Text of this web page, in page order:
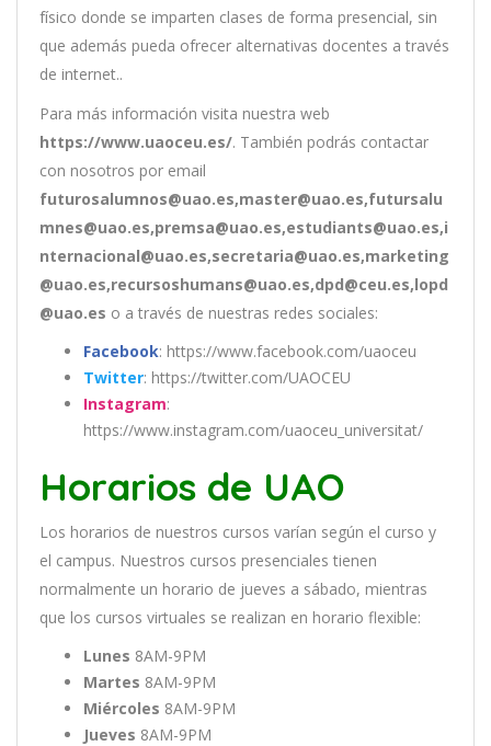
físico donde se imparten clases de forma presencial, sin
que además pueda ofrecer alternativas docentes a través
de internet..
Para más información visita nuestra web
https://www.uaoceu.es/. También podrás contactar
con nosotros por email
futurosalumnos@uao.es,master@uao.es,futursalu
mnes@uao.es,premsa@uao.es,estudiants@uao.es,i
nternacional@uao.es,secretaria@uao.es,marketing
@uao.es,recursoshumans@uao.es,dpd@ceu.es,lopd
@uao.es o a través de nuestras redes sociales:
Facebook: https://www.facebook.com/uaoceu
Twitter: https://twitter.com/UAOCEU
Instagram:
https://www.instagram.com/uaoceu_universitat/
Horarios de UAO
Los horarios de nuestros cursos varían según el curso y
el campus. Nuestros cursos presenciales tienen
normalmente un horario de jueves a sábado, mientras
que los cursos virtuales se realizan en horario flexible:
Lunes 8AM-9PM
Martes 8AM-9PM
Miércoles 8AM-9PM
Jueves 8AM-9PM